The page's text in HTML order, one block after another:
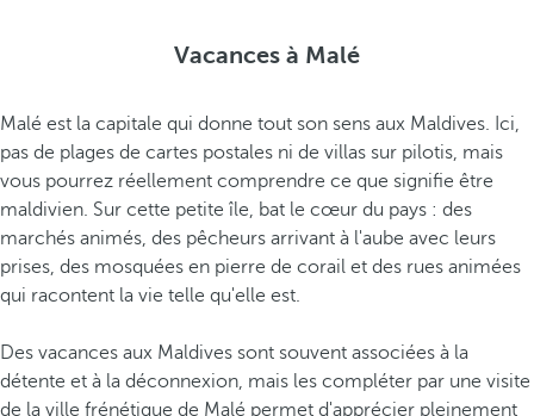
Vacances à Malé
Malé est la capitale qui donne tout son sens aux Maldives. Ici,
pas de plages de cartes postales ni de villas sur pilotis, mais
vous pourrez réellement comprendre ce que signifie être
maldivien. Sur cette petite île, bat le cœur du pays : des
marchés animés, des pêcheurs arrivant à l'aube avec leurs
prises, des mosquées en pierre de corail et des rues animées
qui racontent la vie telle qu'elle est.
Des vacances aux Maldives sont souvent associées à la
détente et à la déconnexion, mais les compléter par une visite
de la ville frénétique de Malé permet d'apprécier pleinement
M
a
l
d
i
v
e
e
t
l